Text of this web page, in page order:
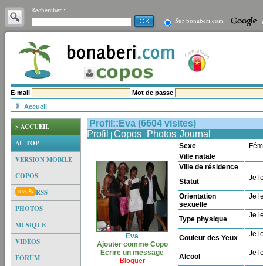
Rechercher :
Sur bonaberi.com
E-mail
Mot de passe
Accueil
> ACCUEIL
AU TOP
VERSION MOBILE
COPOS
RSS
PHOTOS
MUSIQUE
VIDÉOS
FORUM
Profil::Eva (6604 visites)
Profil
Copos Photos Journal
Eva
Ajouter comme Copo
Ecrire un message
Bloquer
Sexe
Ville natale
Ville de résidence
Statut
Je
Orientation
sexuelle
Je
Type physique Je
Couleur des Yeux Je
Alcool Je